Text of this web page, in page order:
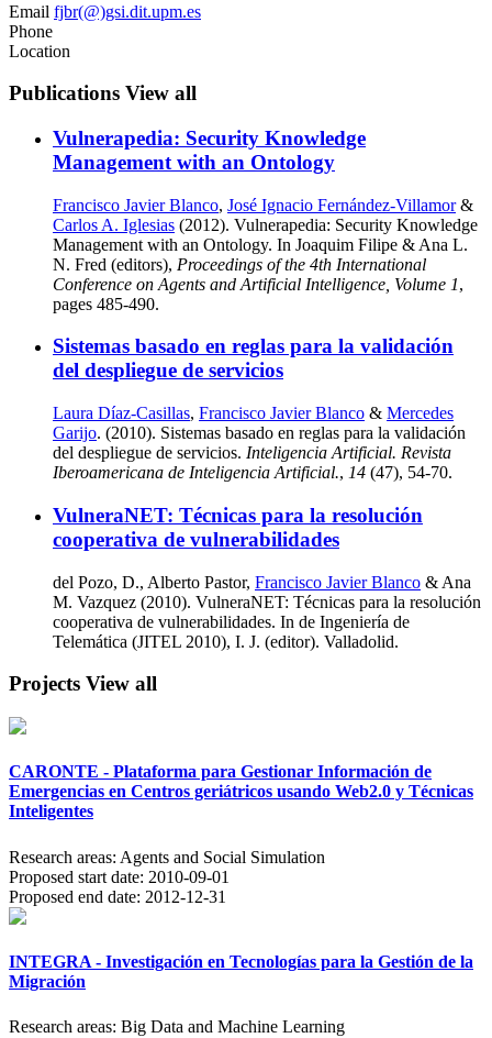
Email fjbr(@)gsi.dit.upm.es
Phone
Location
Publications View all
Vulnerapedia: Security Knowledge
Management with an Ontology
Francisco Javier Blanco, José Ignacio Fernández-Villamor&
Carlos A. Iglesias (2012). Vulnerapedia: Security Knowledge
Management with an Ontology. In Joaquim Filipe & Ana L.
N. Fred (editors), Proceedings of the 4th International
Conference on Agents and Artificial Intelligence, Volume 1,
pages 485-490.
Sistemas basado en reglas para la validación
del despliegue de servicios
Laura Díaz-Casillas, Francisco Javier Blanco & Mercedes
Garijo. (2010). Sistemas basado en reglas para la validación
del despliegue de servicios. Inteligencia Artificial. Revista
Iberoamericana de Inteligencia Artificial., 14 (47), 54-70.
VulneraNET: Técnicas para la resolución
cooperativa de vulnerabilidades
del Pozo, D., Alberto Pastor, Francisco Javier Blanco & Ana
M. Vazquez (2010). VulneraNET: Técnicas para la resolución
cooperativa de vulnerabilidades. In de Ingeniería de
Telemática (JITEL 2010), I. J. (editor). Valladolid.
Projects View all
CARONTE - Plataforma para Gestionar Información de
Emergencias en Centros geriátricos usando Web2.0 y Técnicas
Inteligentes
Research areas: Agents and Social Simulation
Proposed start date: 2010-09-01
Proposed end date: 2012-12-31
INTEGRA - Investigación en Tecnologías para la Gestión de la
Migración
Research areas: Big Data and Machine Learning